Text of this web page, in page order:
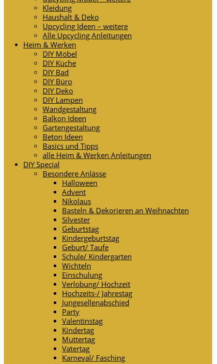
Kleidung
Haushalt & Deko
Upcycling Ideen – weitere
Alle Upcycling Anleitungen
Heim & Werken
DIY Möbel
DIY Küche
DIY Bad
DIY Büro
DIY Deko
DIY Lampen
Wandgestaltung
Balkon Ideen
Gartengestaltung
Beton Ideen
Basics und Tipps
alle Heim & Werken Anleitungen
DIY Special
Besondere Anlässe
Halloween
Advent
Nikolaus
Basteln & Dekorieren an Weihnachten
Silvester
Geburtstag
Kindergeburtstag
Geburt/ Taufe
Schule/ Kindergarten
Wichteln
Einschulung
Verlobung/ Hochzeit
Hochzeits-/ Jahrestag
Jungesellenabschied
Party
Valentinstag
Kindertag
Muttertag
Vatertag
Karneval/ Fasching